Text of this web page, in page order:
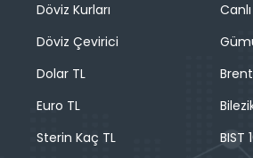
Döviz Kurları
Döviz Çevirici
Dolar TL
Euro TL
Sterin Kaç TL
BIST